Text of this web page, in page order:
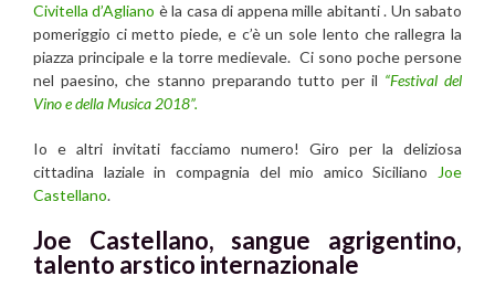
Civitella d’Agliano è la casa di appena mille abitanti . Un sabato
pomeriggio ci metto piede, e c’è un sole lento che rallegra la
piazza principale e la torre medievale. Ci sono poche persone
nel paesino, che stanno preparando tutto per il “Festival del
Vino e della Musica 2018”.
Io e altri invitati facciamo numero! Giro per la deliziosa
cittadina laziale in compagnia del mio amico Siciliano
Joe
Castellano.
Joe Castellano, sangue agrigentino,
talento arstico internazionale